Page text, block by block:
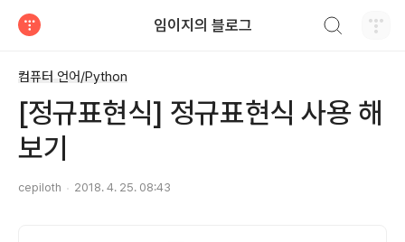
임이지의 블로그
컴퓨터 언어/Python
[정규표현식] 정규표현식 사용 해
보기
cepiloth 2018. 4. 25. 08:43